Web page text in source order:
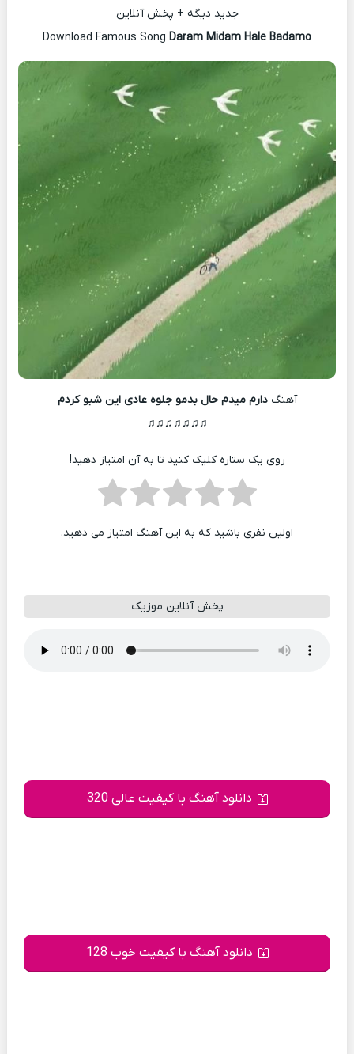
جدید دیگه + پخش آنلاین
Download Famous Song Daram Midam Hale Badamo
آهنگدارم میدم حال بدمو جلوه عادی این شبو کردم
♫♫♫♫♫♫♫
روی یک ستاره کلیک کنید تا به آن امتیاز دهید!
اولین نفری باشید که به این آهنگ امتیاز می دهید.
پخش آنلاین موزیک
دانلود آهنگ با کیفیت عالی 320
دانلود آهنگ با کیفیت خوب 128